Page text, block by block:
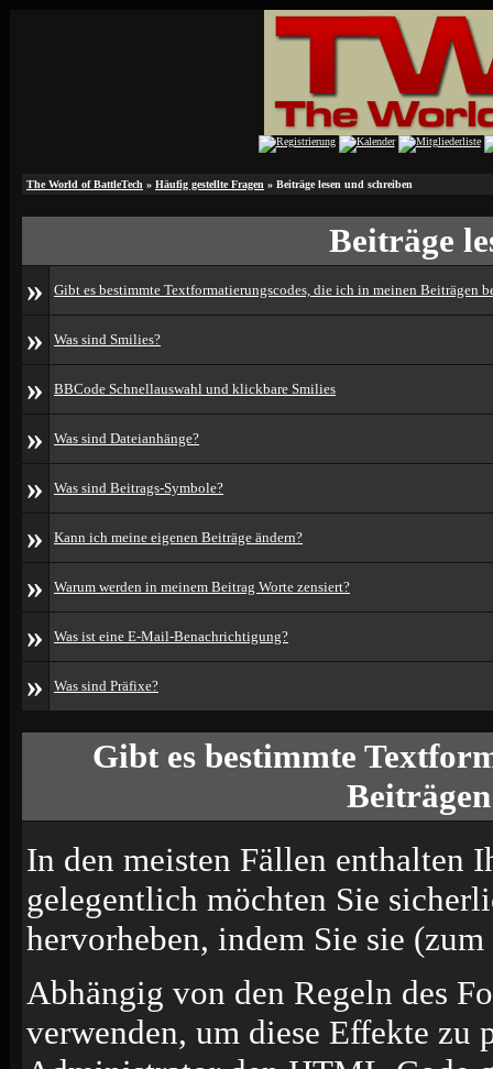
The World of BattleTech » Häufig gestellte Fragen » Beiträge lesen und schreiben
Beiträge
»
Gibt es bestimmte Textformatierungscodes, die ich in meinen Beiträgen
» Was sind Smilies?
» BBCode Schnellauswahl und klickbare Smilies
» Was sind Dateianhänge?
» Was sind Beitrags-Symbole?
» Kann ich meine eigenen Beiträge ändern?
» Warum werden in meinem Beitrag Worte zensiert?
» Was ist eine E-Mail-Benachrichtigung?
» Was sind Präfixe?
Gibt es bestimmte
In den meisten Fällen enthalten
gelegentlich möchten Sie
hervorheben, indem Sie sie
Abhängig von den Regeln des
verwenden, um diese Effekte zu